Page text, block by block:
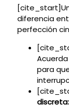
diferencia
perfección
para
discreta: